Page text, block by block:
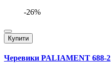
-26%
Купити
Черевики PALIAMENT 688-2